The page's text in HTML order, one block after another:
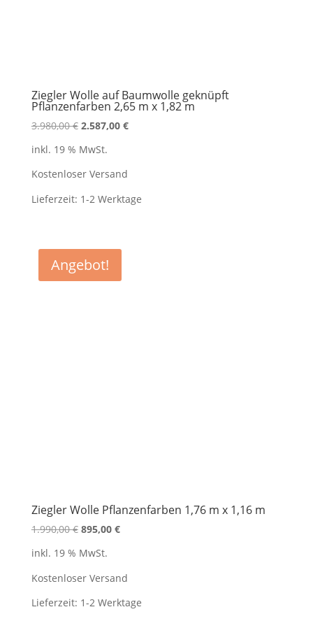
Ziegler Wolle auf Baumwolle geknüpft
Pflanzenfarben 2,65 m x 1,82 m
3.980,00€ Ursprünglicher
war:
3.980,00 €
2.587,00 €Aktueller
inkl. 19 % MwSt.
Kostenloser Versand
Lieferzeit: 1-2 Werktage
Angebot!
Ziegler Wolle Pflanzenfarben 1,76 m x 1,16 m
1.990,00€ Ursprünglicher
war:
1.990,00 €
895,00 €Aktueller
895,00 €.
inkl. 19 % MwSt.
Kostenloser Versand
Lieferzeit: 1-2 Werktage